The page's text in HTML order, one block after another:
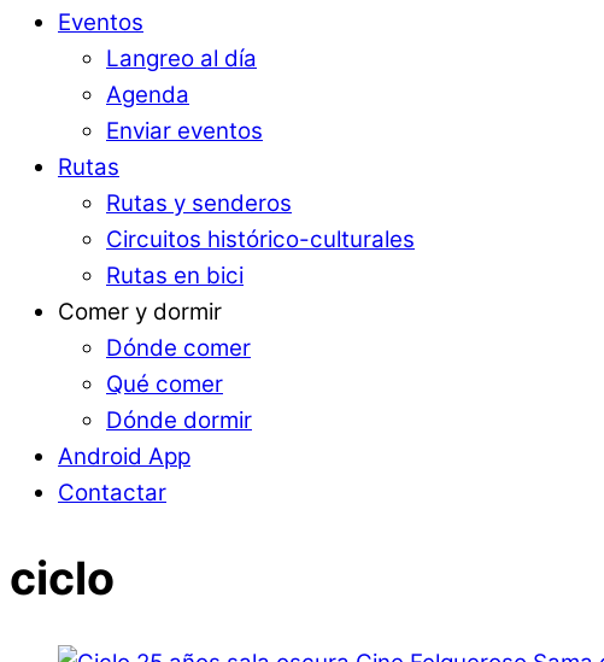
Eventos
Langreo al día
Agenda
Enviar eventos
Rutas
Rutas y senderos
Circuitos histórico-culturales
Rutas en bici
Comer y dormir
Dónde comer
Qué comer
Dónde dormir
Android App
Contactar
ciclo